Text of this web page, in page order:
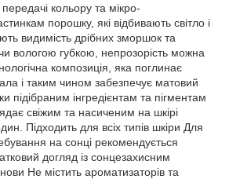
кольору та мікро-
порошку, які відбивають світло і
видимість дрібних зморшок та
вологою губкою, непрозорість можна
композиція, яка поглинає
і таким чином забезпечує матовий
підібраним інгредієнтам та пігментам
свіжим та насиченим на шкірі
Підходить для всіх типів шкіри Для
на сонці рекомендується
догляд із сонцезахисним
Не містить ароматизаторів та